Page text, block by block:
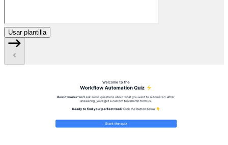
Usar plantilla